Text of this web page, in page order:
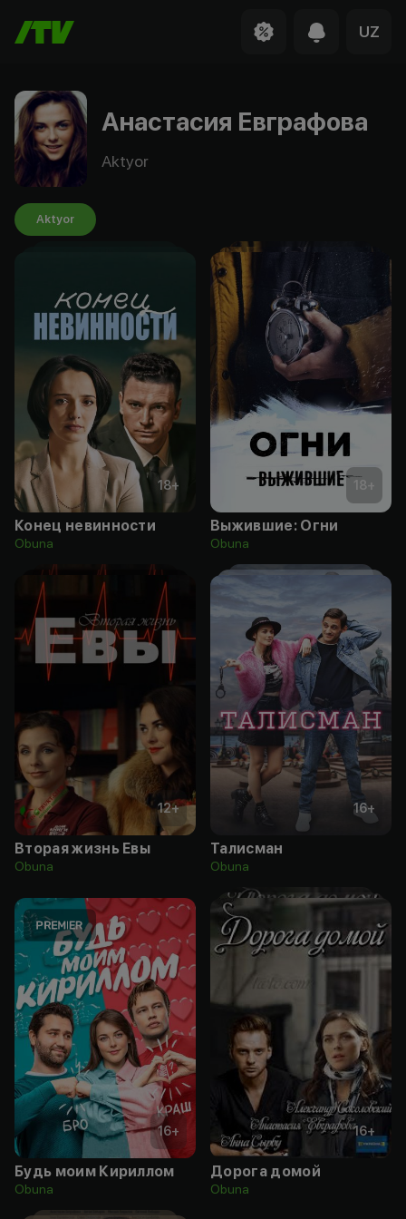
UZ
Анастасия Евграфова
Aktyor
Aktyor
18+
Конец невинности
Obuna
18+
Выжившие: Огни
Obuna
12+
Вторая жизнь Евы
Obuna
16+
Талисман
Obuna
16+
Будь моим Кириллом
Obuna
16+
Дорога домой
Obuna